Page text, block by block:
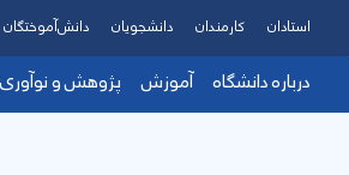
درباره دانشگاه آموزش پژوهش و نوآوری
استادان کارمندان دانشجویان دانش‌آموختگان